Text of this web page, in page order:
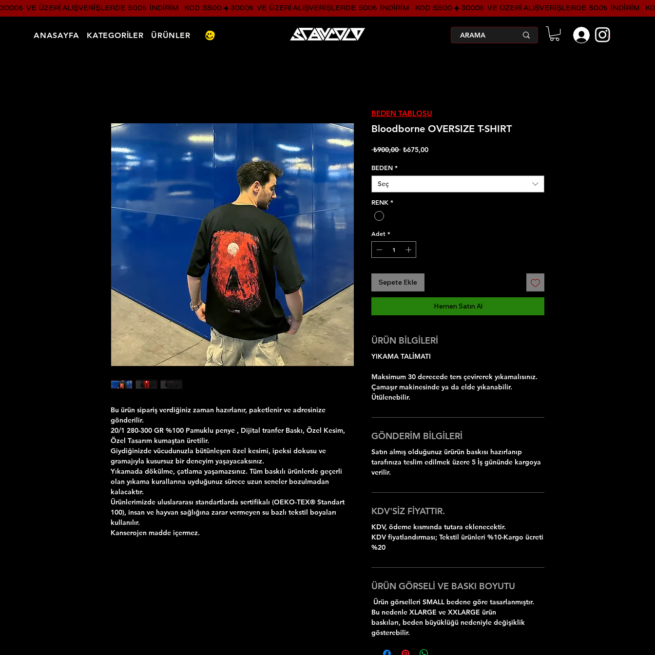
3000₺  VE  ÜZERI ALIŞVERIŞLERDE  500₺  INDIRIM    KOD :S500
ANASAYFA KATEGORİLER ÜRÜNLER .
Bu ürün sipariş verdiğiniz zaman hazırlanır, paketlenir ve adresinize
gönderilir.
20/1 280-300 GR %100 Pamuklu penye , Dijital tranfer Baskı, Özel Kesim,
Özel Tasarım kumaştan üretilir.
Giydiğinizde vücudunuzla bütünleşen özel kesimi, ipeksi dokusu ve
gramajıyla kusursuz bir deneyim yaşayacaksınız.
Yıkamada dökülme, çatlama yaşamazsınız. Tüm baskılı ürünlerde geçerli
olan yıkama kurallarına uyduğunuz sürece uzun seneler bozulmadan
kalacaktır.
Ürünlerimizde uluslararası standartlarda sertifikalı (OEKO-TEX® Standart
100), insan ve hayvan sağlığına zarar vermeyen su bazlı tekstil boyaları
kullanılır.
Kanserojen madde içermez.
Bloodborne OVERSIZE T-SHIRT
₺900,00 Normal
₺675,00İndirimli
BEDEN *
Seç
RENK *
Adet *
Sepete Ekle
Hemen Satın Al
ÜRÜN BİLGİLERİ
YIKAMA TALİMATI
Maksimum 30 derecede ters çevirerek yıkamalısınız.
Çamaşır makinesinde ya da elde yıkanabilir.
Ütülenebilir.
GÖNDERİM BİLGİLERİ
Satın almış olduğunuz ürürün baskısı hazırlanıp
tarafınıza teslim edilmek üzere 5 İş gününde kargoya
verilir.
KDV'SİZ FİYATTIR.
KDV, ödeme kısmında tutara eklenecektir.
KDV fiyatlandırması; Tekstil ürünleri %10-Kargo ücreti
%20
ÜRÜN GÖRSELİ VE BASKI BOYUTU
Ürün görselleri SMALL bedene göre tasarlanmıştır.
Bu nedenle XLARGE ve XXLARGE ürün
baskıları, beden büyüklüğü nedeniyle değişiklik
gösterebilir.
BEDEN TABLOSU